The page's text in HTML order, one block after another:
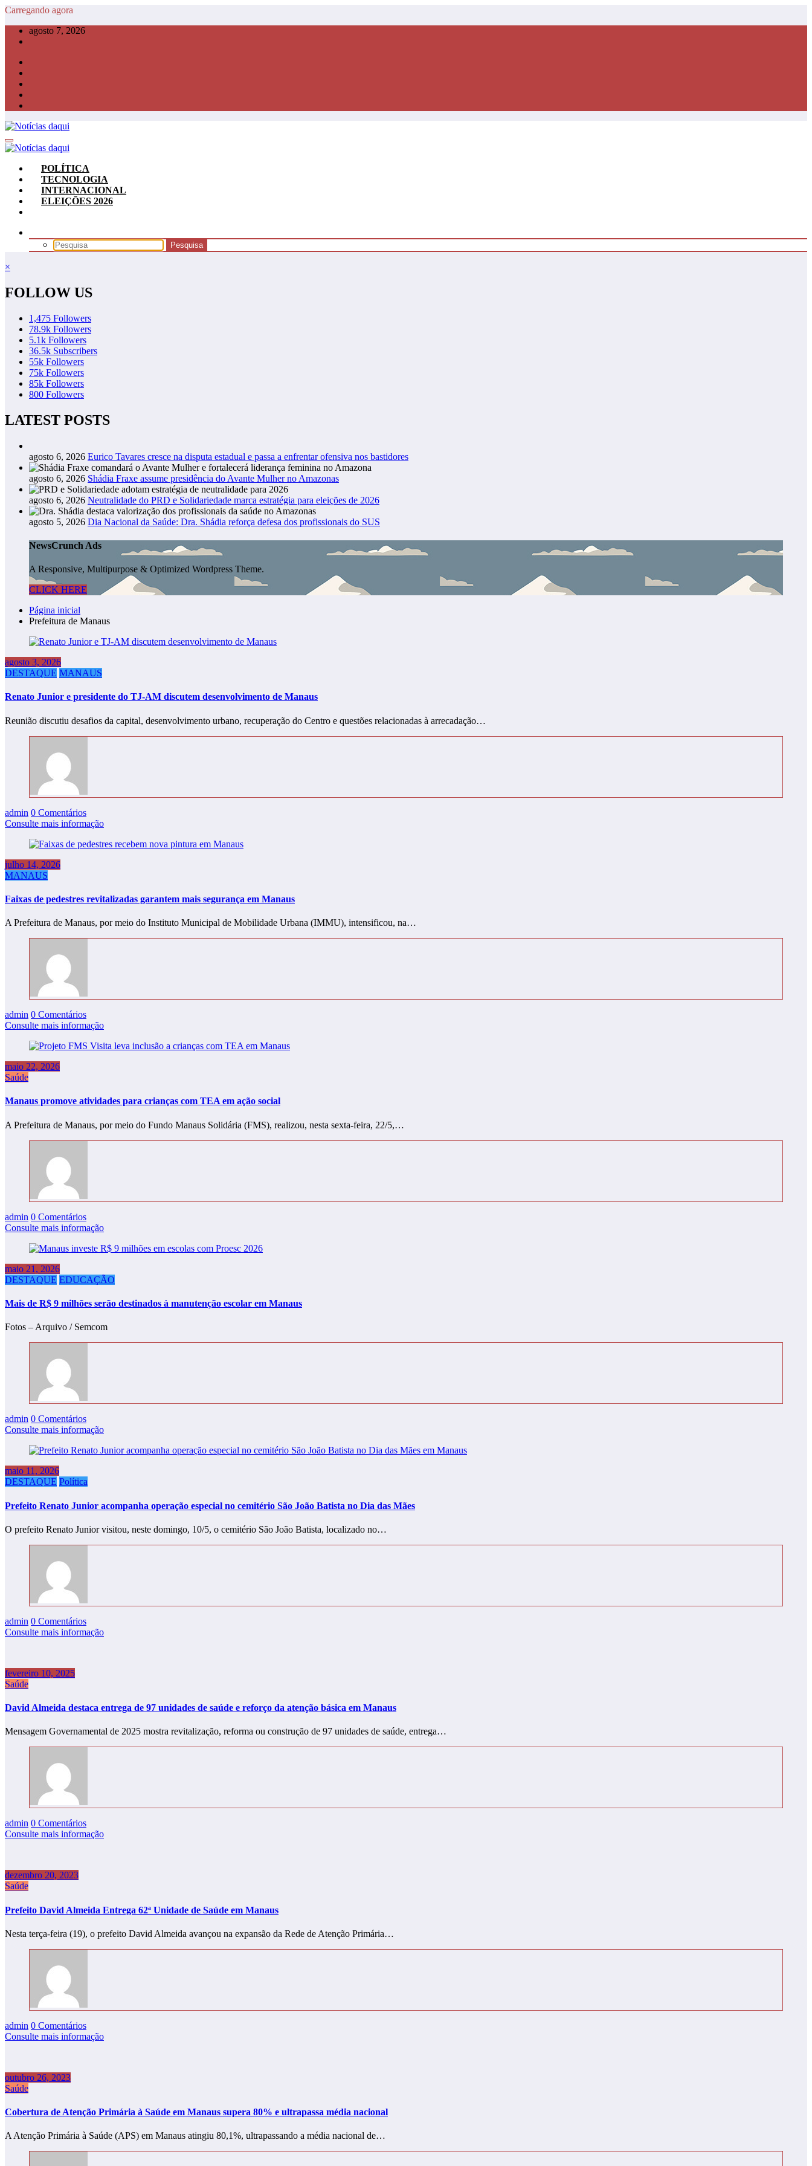
Pular
conteúdo
Carregando agora
agosto 7, 2026
POLÍTICA
TECNOLOGIA
INTERNACIONAL
ELEIÇÕES 2026
×
FOLLOW US
1,475 Followers
78.9k Followers
5.1k Followers
36.5k Subscribers
55k Followers
75k Followers
85k Followers
800 Followers
LATEST POSTS
agosto 6, 2026 Eurico Tavares cresce na disputa estadual e passa a enfrentar ofensiva nos bastidores
agosto 6, 2026 Shádia Fraxe assume presidência do Avante Mulher no Amazonas
agosto 6, 2026 Neutralidade do PRD e Solidariedade marca estratégia para eleições de 2026
agosto 5, 2026 Dia Nacional da Saúde: Dra. Shádia reforça defesa dos profissionais do SUS
NewsCrunch Ads
A Responsive, Multipurpose & Optimized Wordpress Theme.
CLICK HERE
Página inicial
Prefeitura de Manaus
agosto 3, 2026
DESTAQUE MANAUS
Renato Junior e presidente do TJ-AM discutem desenvolvimento de Manaus
Reunião discutiu desafios da capital, desenvolvimento urbano, recuperação do Centro e questões relacionadas à arrecadação…
admin 0 Comentários
Consulte mais informação
julho 14, 2026
MANAUS
Faixas de pedestres revitalizadas garantem mais segurança em Manaus
A Prefeitura de Manaus, por meio do Instituto Municipal de Mobilidade Urbana (IMMU), intensificou, na…
admin 0 Comentários
Consulte mais informação
maio 22, 2026
Saúde
Manaus promove atividades para crianças com TEA em ação social
A Prefeitura de Manaus, por meio do Fundo Manaus Solidária (FMS), realizou, nesta sexta-feira, 22/5,…
admin 0 Comentários
Consulte mais informação
maio 21, 2026
DESTAQUE EDUCAÇÃO
Mais de R$ 9 milhões serão destinados à manutenção escolar em Manaus
Fotos – Arquivo / Semcom
admin 0 Comentários
Consulte mais informação
maio 11, 2026
DESTAQUE Política
Prefeito Renato Junior acompanha operação especial no cemitério São João Batista no Dia das Mães
O prefeito Renato Junior visitou, neste domingo, 10/5, o cemitério São João Batista, localizado no…
admin 0 Comentários
Consulte mais informação
fevereiro 10, 2025
Saúde
David Almeida destaca entrega de 97 unidades de saúde e reforço da atenção básica em Manaus
Mensagem Governamental de 2025 mostra revitalização, reforma ou construção de 97 unidades de saúde, entrega…
admin 0 Comentários
Consulte mais informação
dezembro 20, 2023
Saúde
Prefeito David Almeida Entrega 62ª Unidade de Saúde em Manaus
Nesta terça-feira (19), o prefeito David Almeida avançou na expansão da Rede de Atenção Primária…
admin 0 Comentários
Consulte mais informação
outubro 26, 2023
Saúde
Cobertura de Atenção Primária à Saúde em Manaus supera 80% e ultrapassa média nacional
A Atenção Primária à Saúde (APS) em Manaus atingiu 80,1%, ultrapassando a média nacional de…